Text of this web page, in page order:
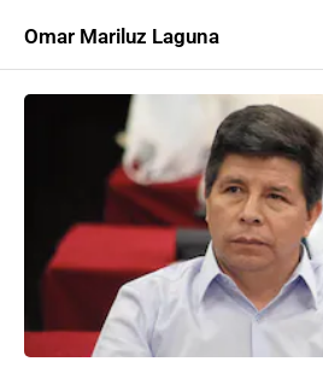
Omar Mariluz Laguna